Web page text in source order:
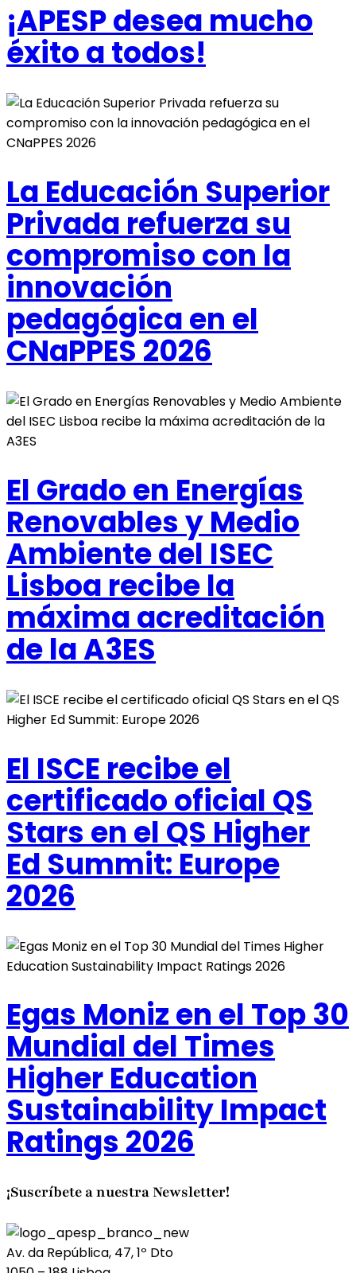
¡APESP desea mucho
éxito a todos!
La Educación Superior
Privada refuerza su
compromiso con la
innovación
pedagógica en el
CNaPPES 2026
El Grado en Energías
Renovables y Medio
Ambiente del ISEC
Lisboa recibe la
máxima acreditación
de la A3ES
El ISCE recibe el
certificado oficial QS
Stars en el QS Higher
Ed Summit: Europe
2026
Egas Moniz en el Top 30
Mundial del Times
Higher Education
Sustainability Impact
Ratings 2026
¡Suscríbete a nuestra Newsletter!
Av. da República, 47, 1º Dto